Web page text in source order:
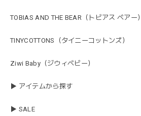
TOBIAS AND THE BEAR（トビアス ベアー）
TINYCOTTONS（タイニーコットンズ）
Ziwi Baby（ジウィベビー）
▶ アイテムから探す
▶ SALE